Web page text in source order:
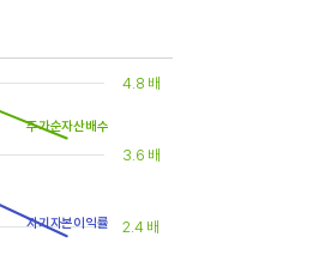
2.4 배
3.6 배
4.8 배
자기자본이익률
주가순자산배수